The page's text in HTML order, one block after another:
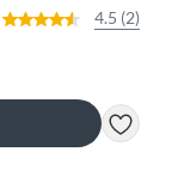
4.5 (2)